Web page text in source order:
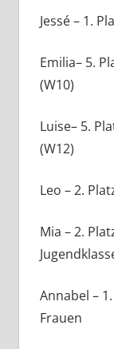
Jessé – 1.
Emilia– 5.
(W10)
Luise– 5.
(W12)
Leo – 2.
Mia – 2.
Annabel –
Frauen